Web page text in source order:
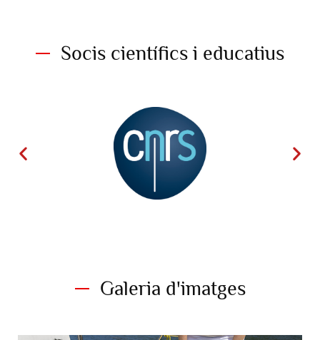
O.Borde. Exploracions de Mònaco
Socis científics i educatius
Galeria d'imatges